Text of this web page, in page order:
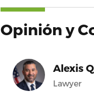
Opinión y
Alexis
Lawyer